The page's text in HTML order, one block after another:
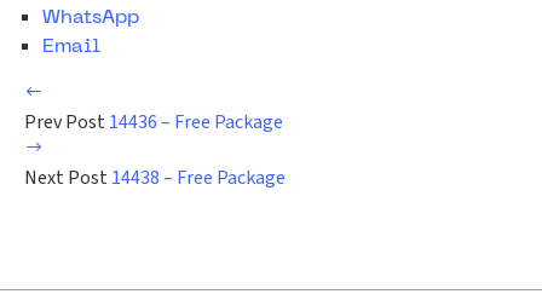
WhatsApp
Email
Prev Post 14436 – Free Package
Next Post 14438 – Free Package